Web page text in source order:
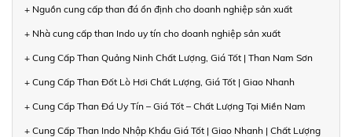
+ Nguồn cung cấp than đá ổn định cho doanh nghiệp sản xuất
+ Nhà cung cấp than Indo uy tín cho doanh nghiệp sản xuất
+ Cung Cấp Than Quảng Ninh Chất Lượng, Giá Tốt | Than Nam Sơn
+ Cung Cấp Than Đốt Lò Hơi Chất Lượng, Giá Tốt | Giao Nhanh
+ Cung Cấp Than Đá Uy Tín – Giá Tốt – Chất Lượng Tại Miền Nam
+ Cung Cấp Than Indo Nhập Khẩu Giá Tốt | Giao Nhanh | Chất Lượng